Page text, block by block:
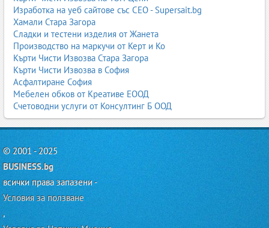
Изработка на уеб сайтове със СЕО - Supersait.bg
Хамали Стара Загора
Сладки и тестени изделия от Жанета
Производство на маркучи от Керт и Ко
Кърти Чисти Извозва Стара Загора
Кърти Чисти Извозва в София
Асфалтиране София
Мебелен обков от Креативе ЕООД
Счетоводни услуги от Консултинг Б ООД
© 2001 - 2025
BUSINESS.bg
всички права запазени -
Условия за ползване
,